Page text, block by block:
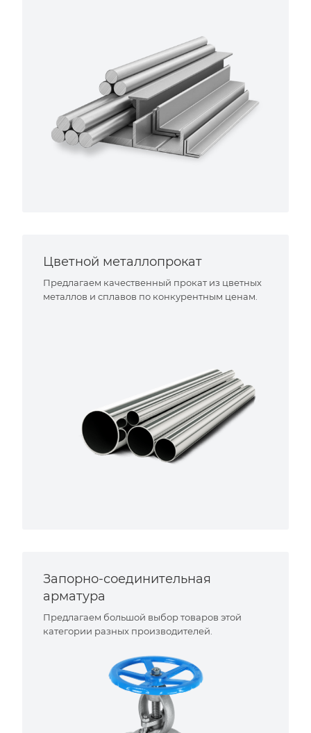
Цветной металлопрокат
Предлагаем качественный прокат из цветных
металлов и сплавов по конкурентным ценам.
Запорно-соединительная
арматура
Предлагаем большой выбор товаров этой
категории разных производителей.